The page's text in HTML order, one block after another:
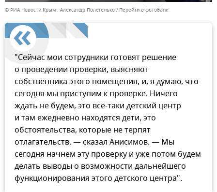
© РИА Новости Крым . Александр Полегенько Перейти в фотобанк
"Сейчас мои сотрудники готовят решение
о проведении проверки, выясняют
собственника этого помещения, и, я думаю, что
сегодня мы приступим к проверке. Ничего
ждать не будем, это все-таки детский центр
и там ежедневно находятся дети, это
обстоятельства, которые не терпят
отлагательств, — сказал Анисимов. — Мы
сегодня начнем эту проверку и уже потом будем
делать выводы о возможности дальнейшего
функционирования этого детского центра".